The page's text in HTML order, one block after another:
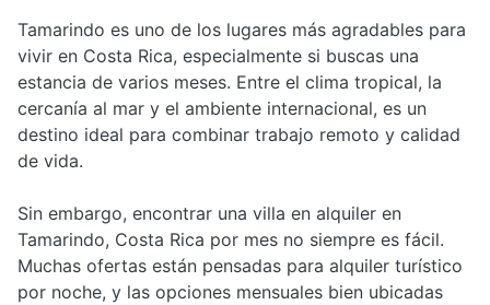
Tamarindo es uno de los lugares más agradables para
vivir en Costa Rica, especialmente si buscas una
estancia de varios meses. Entre el clima tropical, la
cercanía al mar y el ambiente internacional, es un
destino ideal para combinar trabajo remoto y calidad
de vida.
Sin embargo, encontrar una villa en alquiler en
Tamarindo, Costa Rica por mes no siempre es fácil.
Muchas ofertas están pensadas para alquiler turístico
por noche, y las opciones mensuales bien ubicadas